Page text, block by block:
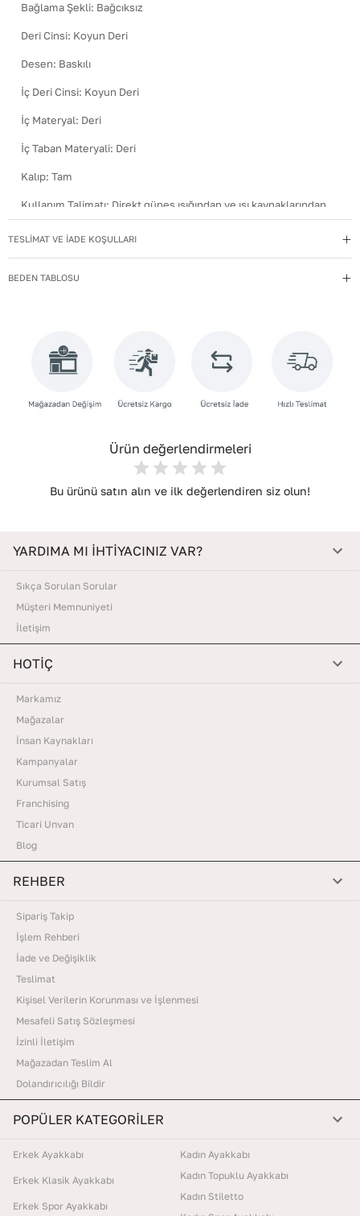
Bağlama Şekli: Bağcıksız
Deri Cinsi: Koyun Deri
Desen: Baskılı
İç Deri Cinsi: Koyun Deri
İç Materyal: Deri
İç Taban Materyali: Deri
Kalıp: Tam
Kullanım Talimatı: Direkt güneş ışığından ve ısı kaynaklarından
uzak tutun.
Hakiki Deri
Menşei:Türkiye
Topuk Tipi:İnce Topuklu
arındırın. Hafif nemli bezle silin, doğal olarak kurumasını
TESLİMAT VE İADE KOŞULLARI
BEDEN TABLOSU
Ürün değerlendirmeleri
Bu ürünü satın alın ve ilk değerlendiren siz olun!
YARDIMA MI İHTİYACINIZ VAR?
Sıkça Sorulan Sorular
Müşteri Memnuniyeti
İletişim
HOTİÇ
Markamız
Mağazalar
İnsan Kaynakları
Kampanyalar
Kurumsal Satış
Franchising
Ticari Unvan
Blog
REHBER
Sipariş Takip
İşlem Rehberi
İade ve Değişiklik
Teslimat
Kişisel Verilerin Korunması ve İşlenmesi
Mesafeli Satış Sözleşmesi
İzinli İletişim
Mağazadan Teslim Al
Dolandırıcılığı Bildir
POPÜLER KATEGORİLER
Erkek Ayakkabı
Erkek Klasik Ayakkabı
Erkek Spor Ayakkabı
Kadın Ayakkabı
Kadın Topuklu Ayakkabı
Kadın Stiletto